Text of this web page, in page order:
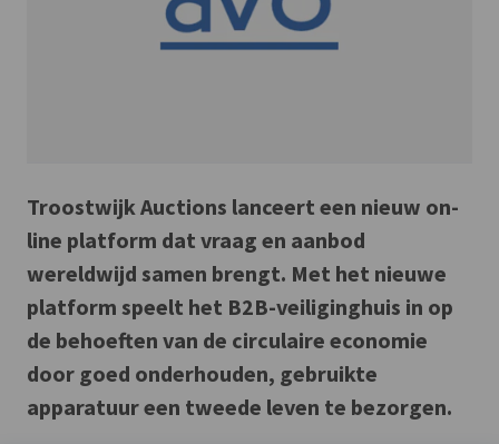
Troostwijk Auctions lanceert een nieuw on-
line platform dat vraag en aanbod
wereldwijd samen brengt. Met het nieuwe
platform speelt het B2B-veiliginghuis in op
de behoeften van de circulaire economie
door goed onderhouden, gebruikte
apparatuur een tweede leven te bezorgen.